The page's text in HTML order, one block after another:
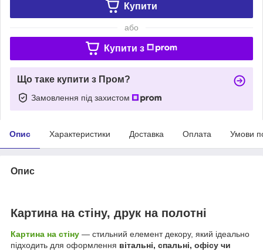
Купити
або
Купити з
Що таке купити з Пром?
Замовлення під захистом
Опис Характеристики Доставка Оплата Умови
Опис
Картина на стіну, друк на полотні
Картина на стіну — стильний елемент декору, який ідеально
підходить для оформлення вітальні, спальні, офісу чи